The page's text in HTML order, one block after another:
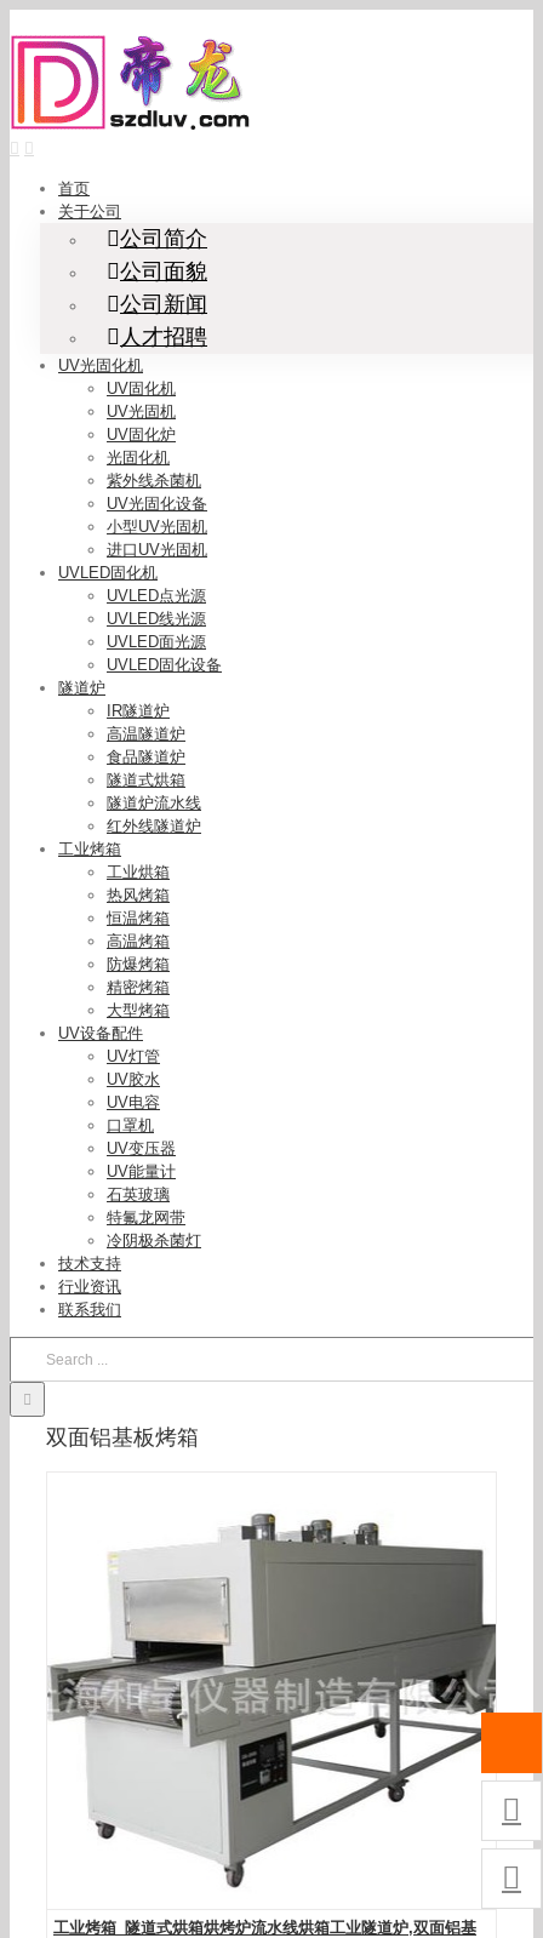
to
content
首页
关于公司
公司简介
公司面貌
公司新闻
人才招聘
UV光固化机
UV固化机
UV光固机
UV固化炉
光固化机
紫外线杀菌机
UV光固化设备
小型UV光固机
进口UV光固机
UVLED固化机
UVLED点光源
UVLED线光源
UVLED面光源
UVLED固化设备
隧道炉
IR隧道炉
高温隧道炉
食品隧道炉
隧道式烘箱
隧道炉流水线
红外线隧道炉
工业烤箱
工业烘箱
热风烤箱
恒温烤箱
高温烤箱
防爆烤箱
精密烤箱
大型烤箱
UV设备配件
UV灯管
UV胶水
UV电容
口罩机
UV变压器
UV能量计
石英玻璃
特氟龙网带
冷阴极杀菌灯
技术支持
行业资讯
联系我们
双面铝基板烤箱
工业烤箱_隧道式烘箱烘烤炉流水线烘箱工业隧道
工业烤箱_隧道式烘箱烘烤炉流水线烘箱工业隧道炉,双面铝基

